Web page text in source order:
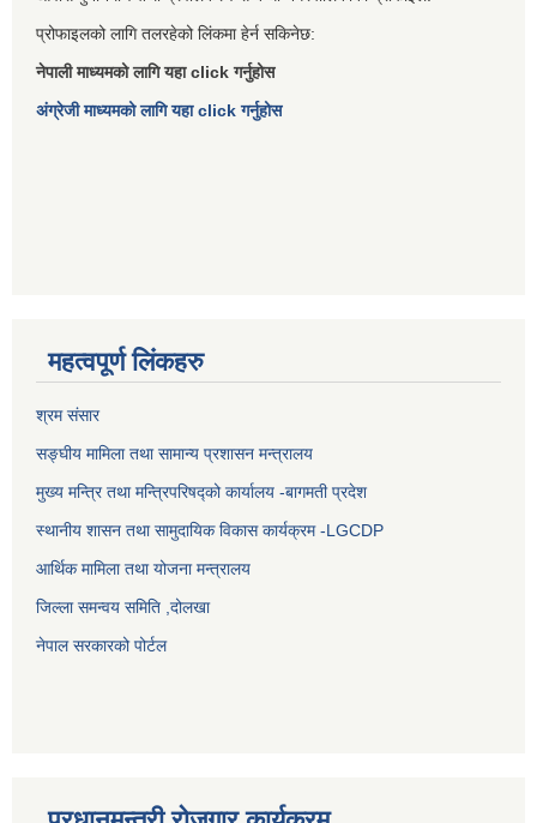
प्रोफाइलको लागि तलरहेको लिंकमा हेर्न सकिनेछ:
नेपाली माध्यमको लागि यहा click गर्नुहोस
अंग्रेजी माध्यमको लागि यहा click गर्नुहोस
महत्वपूर्ण लिंकहरु
श्रम संसार
सङ्घीय मामिला तथा सामान्य प्रशासन मन्त्रालय
मुख्य मन्त्रि तथा मन्त्रिपरिषद्को कार्यालय -बागमती प्रदेश
स्थानीय शासन तथा सामुदायिक विकास कार्यक्रम -LGCDP
आर्थिक मामिला तथा योजना मन्त्रालय
जिल्ला समन्वय समिति ,दोलखा
नेपाल सरकारको पोर्टल